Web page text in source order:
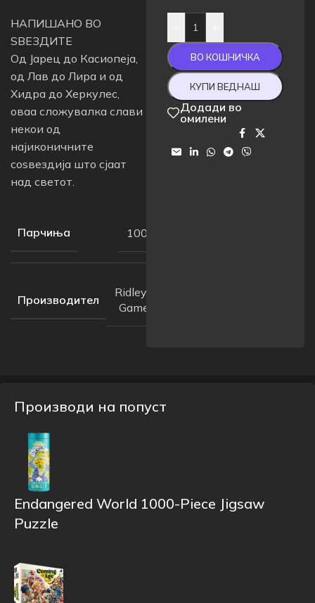
НАПИШАНО ВО
ЅВЕЗДИТЕ
Од Јарец до Касиопеја,
од Лав до Лира и од
Хидра до Херкулес,
оваа сложувалка слави
некои од
најиконичните
соѕвездија што сјаат
над светот.
Парчиња 1000
Производител
Ridley’s
Games
ВО КОШНИЧКА
КУПИ ВЕДНАШ
Додади во
омилени
Производи на попуст
Endangered World 1000-Piece Jigsaw
Puzzle